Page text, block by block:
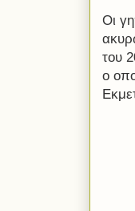
Οι
του
ο